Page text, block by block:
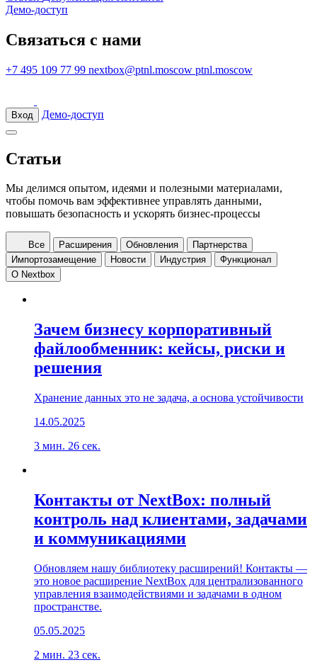
Демо-доступ
Связаться с нами
+7 495 109 77 99 nextbox@ptnl.moscow ptnl.moscow
Вход Демо-доступ
Статьи
Мы делимся опытом, идеями и полезными материалами,
чтобы помочь вам эффективнее управлять данными,
повышать безопасность и ускорять бизнес-процессы
Все Расширения Обновления
Партнерства
Импортозамещение
Новости Индустрия
Функционал
О Nextbox
Зачем бизнесу корпоративный
файлообменник: кейсы, риски и
решения
Хранение данных это не задача, а основа устойчивости
14.05.2025
3 мин. 26 сек.
Контакты от NextBox: полный
контроль над клиентами, задачами
и коммуникациями
Обновляем нашу библиотеку расширений! Контакты —
это новое расширение NextBox для централизованного
управления взаимодействиями и задачами в одном
пространстве.
05.05.2025
2 мин. 23 сек.